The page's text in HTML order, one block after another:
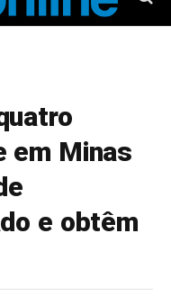
em Minas
e obtêm